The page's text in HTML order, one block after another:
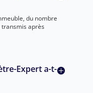
du nombre
transmis après
Expert a-t-